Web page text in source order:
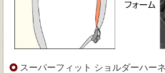
スーパーフィット ショルダーハー